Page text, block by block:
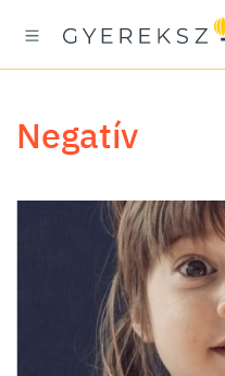
negatív